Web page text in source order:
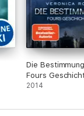
niemand
das
Punktzahl
erreichte, ist
(obwohl sie
ihr Bruder,
eigentlich
Vielleicht ist
Die
Fours
2014